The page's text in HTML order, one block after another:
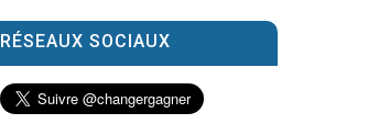
RÉSEAUX SOCIAUX